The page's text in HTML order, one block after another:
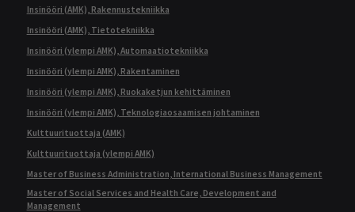
Insinööri (AMK), Rakennustekniikka
Insinööri (AMK), Tietotekniikka
Insinööri (ylempi AMK), Automaatiotekniikka
Insinööri (ylempi AMK), Rakentaminen
Insinööri (ylempi AMK), Ruokaketjun kehittäminen
Insinööri (ylempi AMK), Teknologiaosaamisen johtaminen
Kulttuurituottaja (AMK)
Kulttuurituottaja (ylempi AMK)
Master of Business Administration, International Business Management
Master of Social Services and Health Care, Development and
Management